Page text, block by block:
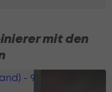
mit den